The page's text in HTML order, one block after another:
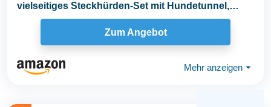
vielseitiges Steckhürden-Set mit Hundetunnel,
Slalom...
Zum Angebot
Mehr anzeigen ⏷